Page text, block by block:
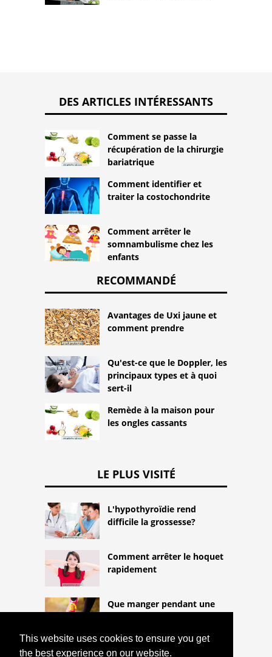
This website uses cookies to ensure you get
the best experience on our website.
DES ARTICLES INTÉRESSANTS
Comment se passe la
récupération de la chirurgie
bariatrique
Comment identifier et
traiter la costochondrite
Comment arrêter le
somnambulisme chez les
enfants
RECOMMANDÉ
Avantages de Uxi jaune et
comment prendre
Qu'est-ce que le Doppler, les
principaux types et à quoi
sert-il
Remède à la maison pour
les ongles cassants
LE PLUS VISITÉ
L'hypothyroïdie rend
difficile la grossesse?
Comment arrêter le hoquet
rapidement
Que manger pendant une